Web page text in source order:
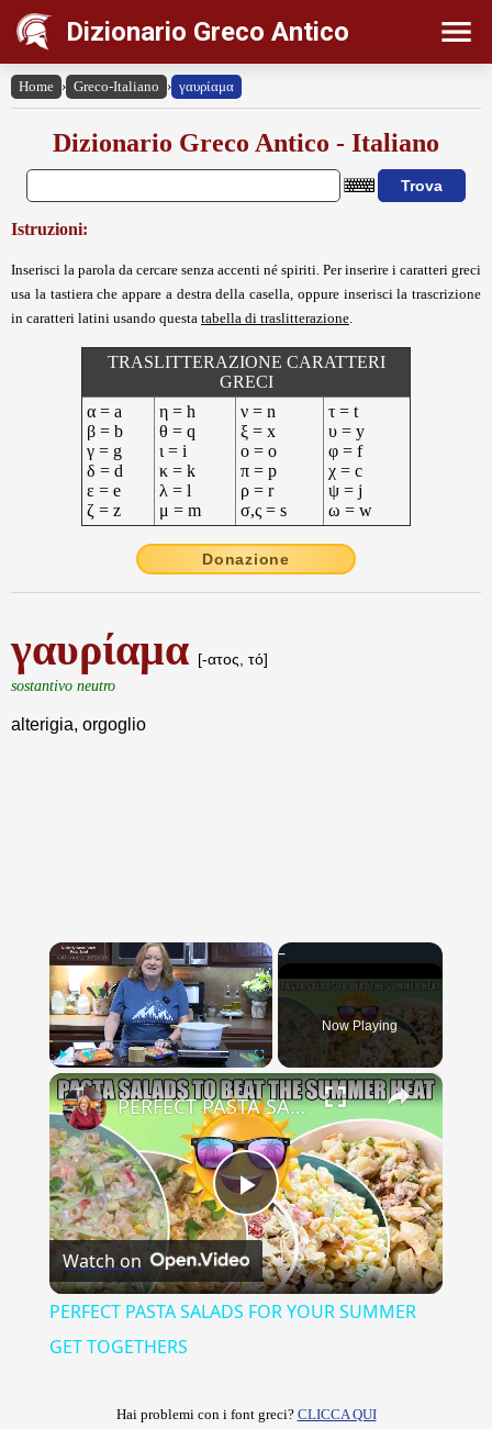
Dizionario Greco Antico
Home › Greco-Italiano › γαυρίαμα
Dizionario Greco Antico - Italiano
Istruzioni:
Inserisci la parola da cercare senza accenti né spiriti. Per inserire i caratteri greci
usa la tastiera che appare a destra della casella, oppure inserisci la trascrizione
in caratteri latini usando questa tabella di traslitterazione
TRASLITTERAZIONE CARATTERI
GRECI
α = a
β = b
γ = g
δ = d
ε = e
ζ = z
η = h
θ = q
ι = i
κ = k
λ = l
μ = m
ν = n
ξ = x
ο = o
π = p
ρ = r
σ,ς = s
τ = t
υ = y
φ = f
χ = c
ψ = j
ω = w
Donazione
γαυρίαμα [-ατος, τό]
sostantivo neutro
alterigia, orgoglio
×
Play Unmute Fullscreen
Now Playing
×
Play
Video
PERFECT PASTA SALADS FOR YOUR SUMMER GET TOGETHERS
Watch on
PERFECT PASTA SALADS FOR YOUR SUMMER
GET TOGETHERS
Hai problemi con i font greci? CLICCA QUI